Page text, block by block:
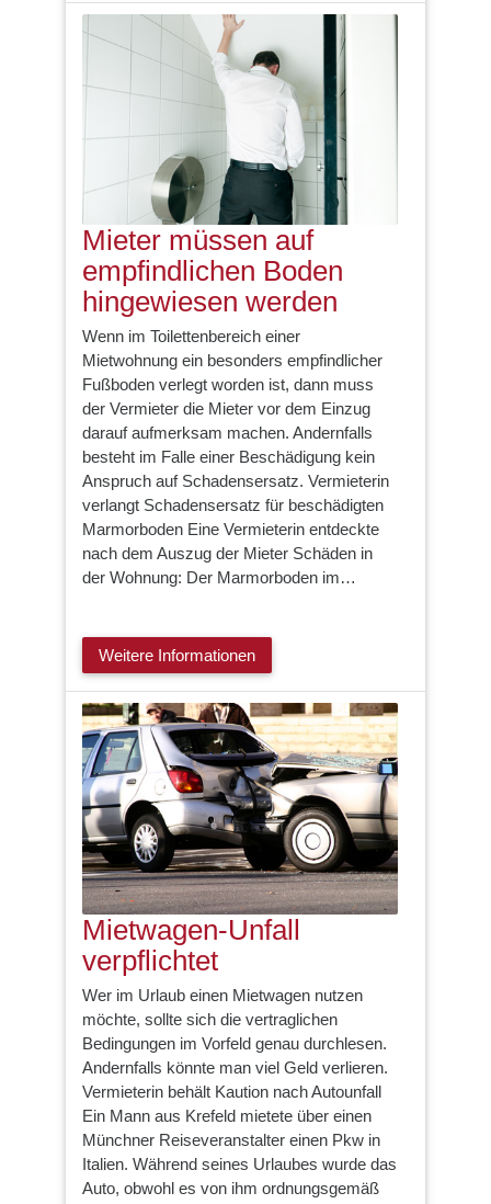
Mieter müssen auf
empfindlichen Boden
hingewiesen werden
Wenn im Toilettenbereich einer
Mietwohnung ein besonders empfindlicher
Fußboden verlegt worden ist, dann muss
der Vermieter die Mieter vor dem Einzug
darauf aufmerksam machen. Andernfalls
besteht im Falle einer Beschädigung kein
Anspruch auf Schadensersatz. Vermieterin
verlangt Schadensersatz für beschädigten
Marmorboden Eine Vermieterin entdeckte
nach dem Auszug der Mieter Schäden in
der Wohnung: Der Marmorboden im…
Weitere Informationen
Mietwagen-Unfall
verpflichtet
Wer im Urlaub einen Mietwagen nutzen
möchte, sollte sich die vertraglichen
Bedingungen im Vorfeld genau durchlesen.
Andernfalls könnte man viel Geld verlieren.
Vermieterin behält Kaution nach Autounfall
Ein Mann aus Krefeld mietete über einen
Münchner Reiseveranstalter einen Pkw in
Italien. Während seines Urlaubes wurde das
Auto, obwohl es von ihm ordnungsgemäß